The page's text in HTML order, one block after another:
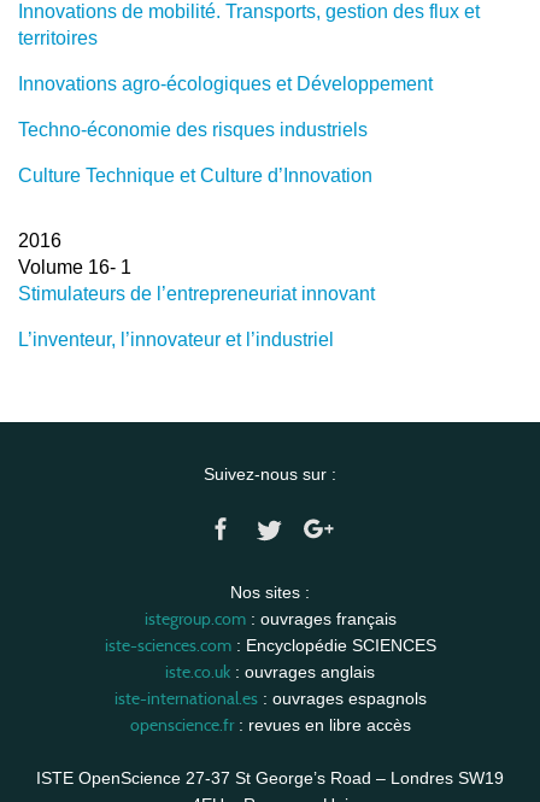
Innovations de mobilité. Transports, gestion des flux et
territoires
Innovations agro-écologiques et Développement
Techno-économie des risques industriels
Culture Technique et Culture d’Innovation
2016
Volume 16- 1
Stimulateurs de l’entrepreneuriat innovant
L’inventeur, l’innovateur et l’industriel
Suivez-nous sur :
Nos sites :
istegroup.com: ouvrages français
iste-sciences.com: Encyclopédie SCIENCES
iste.co.uk : ouvrages anglais
iste-international.es: ouvrages espagnols
openscience.fr: revues en libre accès
ISTE OpenScience 27-37 St George’s Road – Londres SW19